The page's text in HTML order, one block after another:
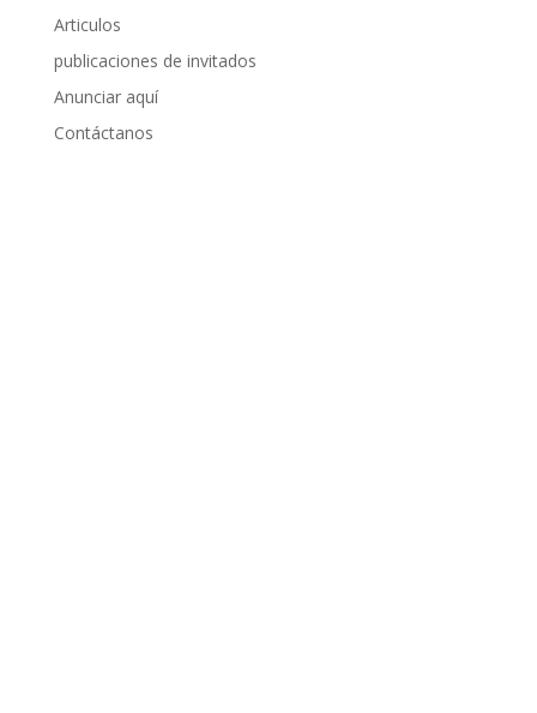
Articulos
publicaciones de invitados
Anunciar aquí
Contáctanos